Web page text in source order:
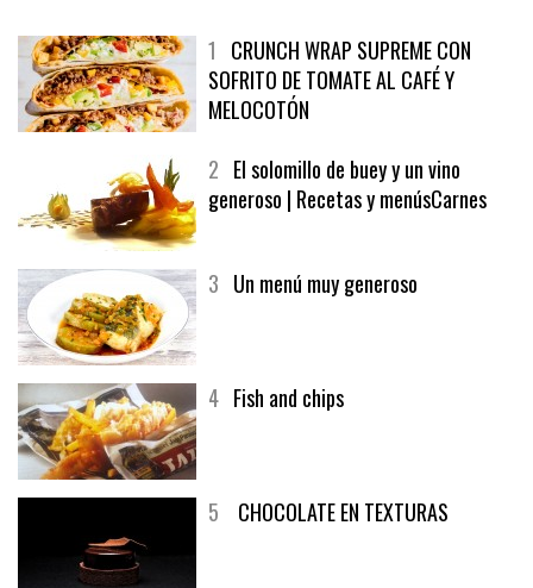
1 CRUNCH WRAP SUPREME CON
SOFRITO DE TOMATE AL CAFÉ Y
MELOCOTÓN
2 El solomillo de buey y un vino
generoso | Recetas y menúsCarnes
3 Un menú muy generoso
4 Fish and chips
5 CHOCOLATE EN TEXTURAS